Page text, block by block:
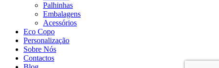
Palhinhas
Embalagens
Acessórios
Eco Copo
Personalização
Sobre Nós
Contactos